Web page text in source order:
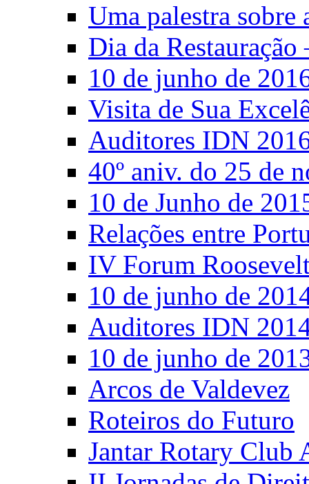
Uma palestra sobre
Dia da Restauração
10 de junho de
Visita de Sua
Auditores IDN
40º aniv. do 25 de
10 de Junho de
Relações entre
IV Forum
10 de junho de
Auditores IDN
10 de junho de
Arcos de Valdevez
Roteiros do Futuro
Jantar Rotary Club